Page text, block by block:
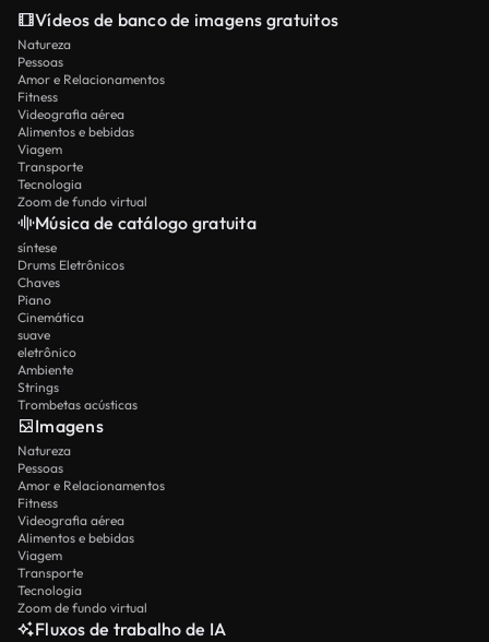
Vídeos de banco de imagens gratuitos
Natureza
Pessoas
Amor e Relacionamentos
Fitness
Videografia aérea
Alimentos e bebidas
Viagem
Transporte
Tecnologia
Zoom de fundo virtual
Música de catálogo gratuita
síntese
Drums Eletrônicos
Chaves
Piano
Cinemática
suave
eletrônico
Ambiente
Strings
Trombetas acústicas
Imagens
Natureza
Pessoas
Amor e Relacionamentos
Fitness
Videografia aérea
Alimentos e bebidas
Viagem
Transporte
Tecnologia
Zoom de fundo virtual
Fluxos de trabalho de IA